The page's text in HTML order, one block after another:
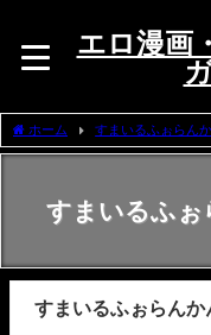
エロ漫画
ホーム すまいるふぉらん
すまいるふぉ
すまいるふぉらん